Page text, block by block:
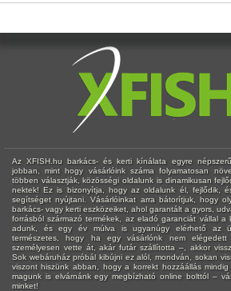
Az XFISH.hu barkács- és kerti kínálata egyre
jobban, mint hogy vásárlóink száma folyamatosan
többen választják, közösségi oldalunk is dinamikusan
nektek! Ez is bizonyítja, hogy az oldalunk él, fejlődik,
segítséget nyújtani. Vásárlóinkat arra bátorítjuk, hogy
barkács- vagy kerti eszközeiket, ahol garantált a gyors,
forrásból származó termékek, az eladó garanciát vállal a
adunk, és egy év múlva is ugyanúgy elérhető az
természetes, hogy ha egy vásárlónk nem
személyesen vette át, akár futár szállította –, akkor
Sok webáruház próbál kibújni ez alól, mondván, sokan
viszont hiszünk abban, hogy a korrekt hozzáállás
magunk is elvárnánk egy megbízható online bolttól –
minket!